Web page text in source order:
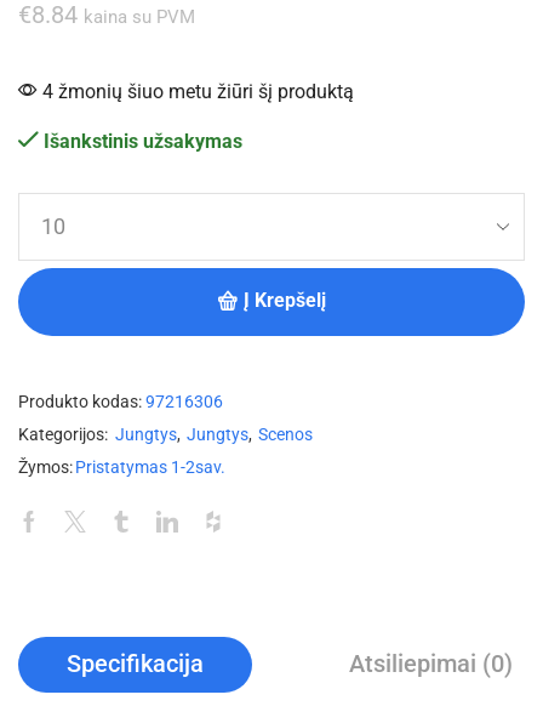
€8.84 kaina su PVM
4 žmonių šiuo metu žiūri šį produktą
Išankstinis užsakymas
Į Krepšelį
Produkto kodas:97216306
Kategorijos: Jungtys, Jungtys, Scenos
Žymos:Pristatymas 1-2sav.
Specifikacija Atsiliepimai (0)